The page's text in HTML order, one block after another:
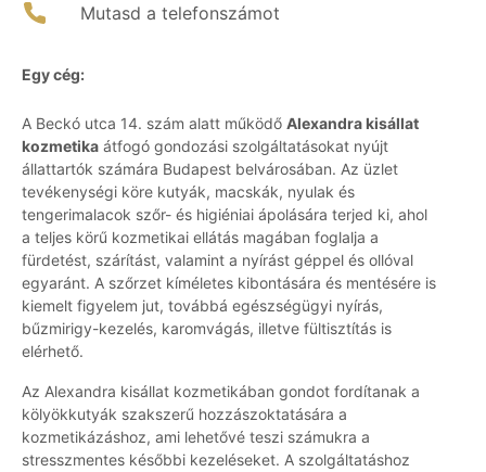
Mutasd a telefonszámot
Egy cég:
A Beckó utca 14. szám alatt működő Alexandra kisállat
kozmetika átfogó gondozási szolgáltatásokat nyújt
állattartók számára Budapest belvárosában. Az üzlet
tevékenységi köre kutyák, macskák, nyulak és
tengerimalacok szőr- és higiéniai ápolására terjed ki, ahol
a teljes körű kozmetikai ellátás magában foglalja a
fürdetést, szárítást, valamint a nyírást géppel és ollóval
egyaránt. A szőrzet kíméletes kibontására és mentésére is
kiemelt figyelem jut, továbbá egészségügyi nyírás,
bűzmirigy-kezelés, karomvágás, illetve fültisztítás is
elérhető.
Az Alexandra kisállat kozmetikában gondot fordítanak a
kölyökkutyák szakszerű hozzászoktatására a
kozmetikázáshoz, ami lehetővé teszi számukra a
stresszmentes későbbi kezeléseket. A szolgáltatáshoz